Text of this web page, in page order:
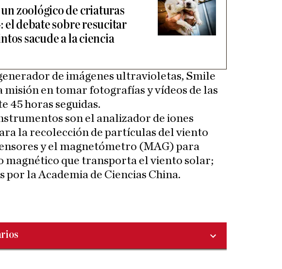
zoológico de criaturas
el debate sobre resucitar
sacude a la ciencia
de imágenes ultravioletas, Smile
misión en tomar fotografías y vídeos de las
45 horas seguidas.
son el analizador de iones
la recolección de partículas del viento
y el magnetómetro (MAG) para
magnético que transporta el viento solar;
por la Academia de Ciencias China.